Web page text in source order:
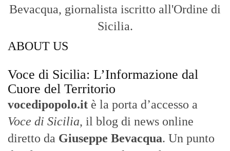
Bevacqua, giornalista iscritto all'Ordine di
Sicilia.
ABOUT US
Voce di Sicilia: L’Informazione dal
Cuore del Territorio
vocedipopolo.it è la porta d’accesso a
Voce di Sicilia, il blog di news online
diretto da Giuseppe Bevacqua. Un punto